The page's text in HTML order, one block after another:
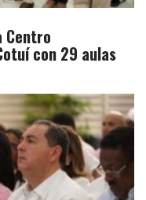
Centro
con 29 aulas